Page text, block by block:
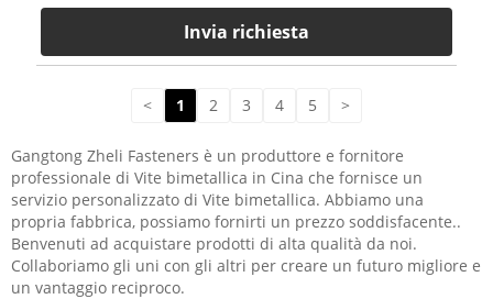
Invia richiesta
< 1 2 3 4 5 >
Gangtong Zheli Fasteners è un produttore e fornitore
professionale di Vite bimetallica in Cina che fornisce un
servizio personalizzato di Vite bimetallica. Abbiamo una
propria fabbrica, possiamo fornirti un prezzo soddisfacente..
Benvenuti ad acquistare prodotti di alta qualità da noi.
Collaboriamo gli uni con gli altri per creare un futuro migliore e
un vantaggio reciproco.